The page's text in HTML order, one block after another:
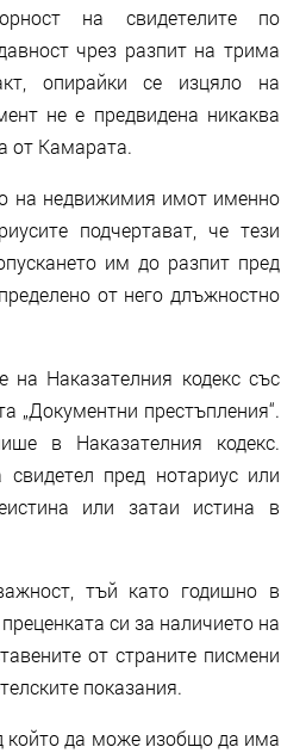
на свидетелите по
чрез разпит на трима
опирайки се изцяло на
не е предвидена никаква
от Камарата.
на недвижимия имот именно
подчертават, че тези
им до разпит пред
от него длъжностно
на Наказателния кодекс със
„Документни престъпления“.
в Наказателния кодекс.
пред нотариус или
или затаи истина в
тъй като годишно в
си за наличието на
от страните писмени
показания.
който да може изобщо да има